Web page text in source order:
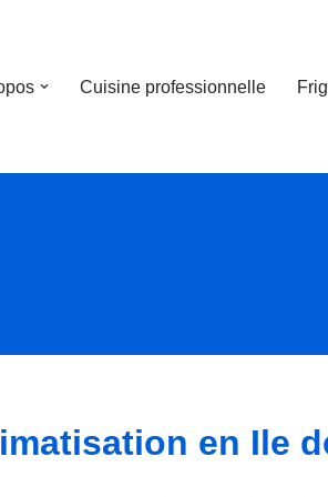
Cuisine professionnelle
en Ile